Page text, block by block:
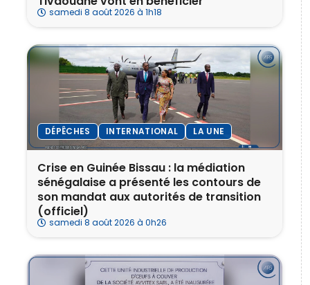
samedi 8 août 2026 à 1h18
DÉPÊCHES INTERNATIONAL LA UNE
Crise en Guinée Bissau : la médiation
sénégalaise a présenté les contours de
son mandat aux autorités de transition
(officiel)
samedi 8 août 2026 à 0h26